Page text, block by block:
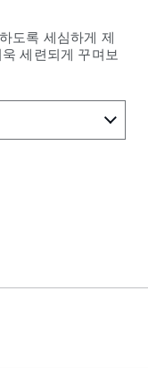
도록 세심하게 제
세련되게 꾸며보